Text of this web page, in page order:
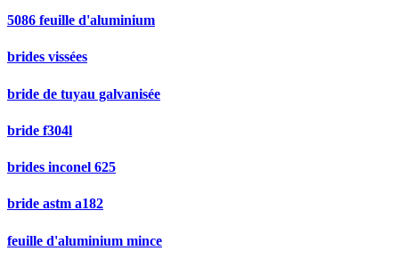
5086 feuille d'aluminium
brides vissées
bride de tuyau galvanisée
bride f304l
brides inconel 625
bride astm a182
feuille d'aluminium mince